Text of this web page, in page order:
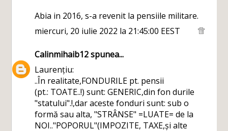
Abia in 2016, s-a revenit la pensiile militare.
miercuri, 20 iulie 2022 la 21:45:00 EEST
Calinmihaib12spunea...
Laurențiu:
..În realitate,FONDURILE pt. pensii
(pt.: TOATE..!) sunt: GENERIC,din fon durile
"statului".!,dar aceste fonduri sunt: sub o
formă sau alta, "STRÂNSE" =LUATE= de la
NOI.."POPORUL"(IMPOZITE, TAXE,și alte